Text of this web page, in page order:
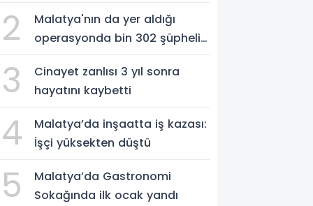
2
Malatya'nın da yer aldığı
operasyonda bin 302 şüpheli
3
Cinayet zanlısı 3 yıl sonra
hayatını kaybetti
4
Malatya’da inşaatta iş kazası:
İşçi yüksekten düştü
5
Malatya’da Gastronomi
Sokağında ilk ocak yandı